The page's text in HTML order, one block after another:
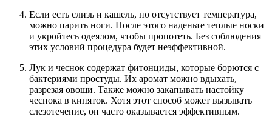
Если есть слизь и кашель, но отсутствует температура,
можно парить ноги. После этого наденьте теплые носки
и укройтесь одеялом, чтобы пропотеть. Без соблюдения
этих условий процедура будет неэффективной.
Лук и чеснок содержат фитонциды, которые борются с
бактериями простуды. Их аромат можно вдыхать,
разрезая овощи. Также можно закапывать настойку
чеснока в кипяток. Хотя этот способ может вызывать
слезотечение, он часто оказывается эффективным.